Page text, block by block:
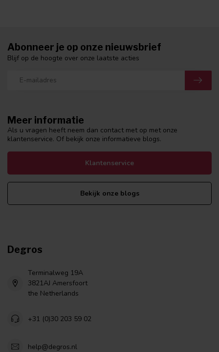
Meer informatie
Als u vragen heeft neem dan contact met op met onze
klantenservice. Of bekijk onze informatieve blogs.
Klantenservice
Bekijk onze blogs
Abonneer je op onze nieuwsbrief
Blijf op de hoogte over onze laatste acties
Degros
Terminalweg 19A
3821AJ Amersfoort
the Netherlands
+31 (0)30 203 59 02
help@degros.nl